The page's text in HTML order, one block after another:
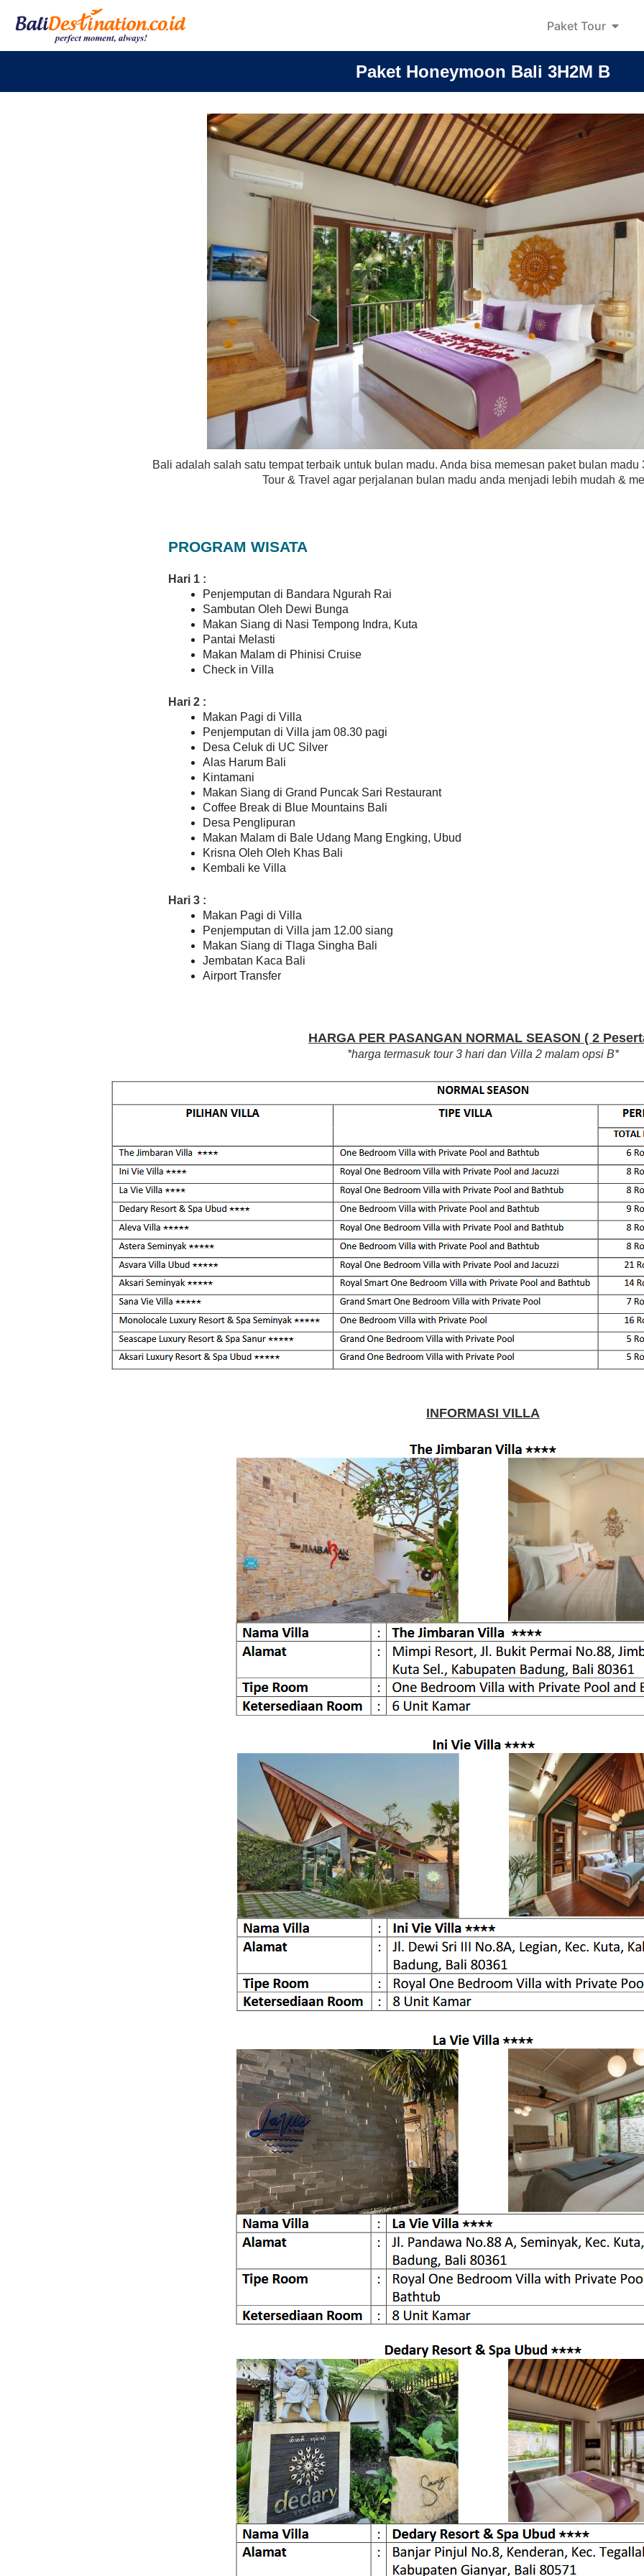
Paket Tour
Paket Honeymoon Bali 3H2M B
Bali adalah salah satu tempat terbaik untuk bulan madu. Anda bisa memesan paket bulan
Tour & Travel agar perjalanan bulan madu anda menjadi lebih mudah &
PROGRAM WISATA
Hari 1 :
Penjemputan di Bandara Ngurah Rai
Sambutan Oleh Dewi Bunga
Makan Siang di Nasi Tempong Indra, Kuta
Pantai Melasti
Makan Malam di Phinisi Cruise
Check in Villa
Hari 2 :
Makan Pagi di Villa
Penjemputan di Villa jam 08.30 pagi
Desa Celuk di UC Silver
Alas Harum Bali
Kintamani
Makan Siang di Grand Puncak Sari Restaurant
Coffee Break di Blue Mountains Bali
Desa Penglipuran
Makan Malam di Bale Udang Mang Engking, Ubud
Krisna Oleh Oleh Khas Bali
Kembali ke Villa
Hari 3 :
Makan Pagi di Villa
Penjemputan di Villa jam 12.00 siang
Makan Siang di Tlaga Singha Bali
Jembatan Kaca Bali
Airport Transfer
HARGA PER PASANGAN NORMAL SEASON ( 2
*harga termasuk tour 3 hari dan Villa 2 malam opsi B*
INFORMASI VILLA